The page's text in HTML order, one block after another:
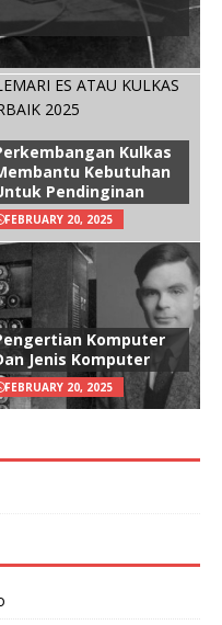
Kulkas
Kebutuhan
Pendinginan
FEBRUARY 20, 2025
Komputer
Jenis Komputer
FEBRUARY 20, 2025